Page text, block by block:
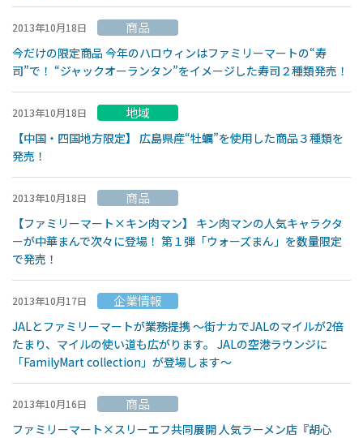
2013年10月18日 商品
今だけの限定商品 今年のハロウィンはファミリーマートの“寿
司”で！ “ジャックオーランタン”をイメージした寿司２種類発売！
2013年10月18日 地域
【中国・四国地方限定】 広島県産“牡蠣”を使用した商品３種類を
発売！
2013年10月18日 商品
【ファミリーマート×キン肉マン】 キン肉マンの人気キャラクタ
ーが中華まんで次々に登場！ 第１弾「ウォーズまん」を数量限定
で発売！
2013年10月17日 企業情報
JALとファミリーマートが業務提携 〜街ナカでJALのマイルが2倍
たまり、マイルの使い道も広がります。 JALの空港ラウンジに
「FamilyMart collection」が登場します〜
2013年10月16日 商品
ファミリーマート×スリーエフ共同展開 人気ラーメン店『胡心